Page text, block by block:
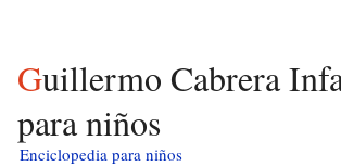
Guillermo Cabrera Infante
para niños
Enciclopedia para niños